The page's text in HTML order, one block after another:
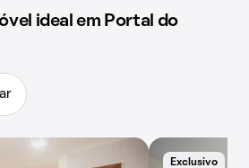
ideal em Portal do
Exclusivo